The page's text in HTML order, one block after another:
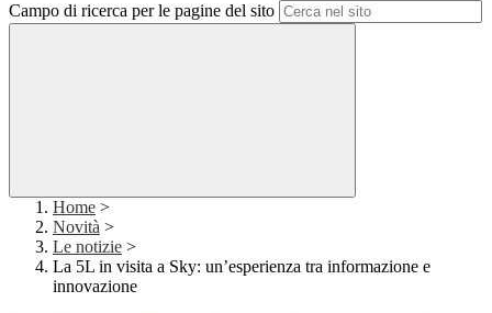
Campo di ricerca per le pagine del sito
Home >
Novità >
Le notizie >
La 5L in visita a Sky: un’esperienza tra informazione e
innovazione